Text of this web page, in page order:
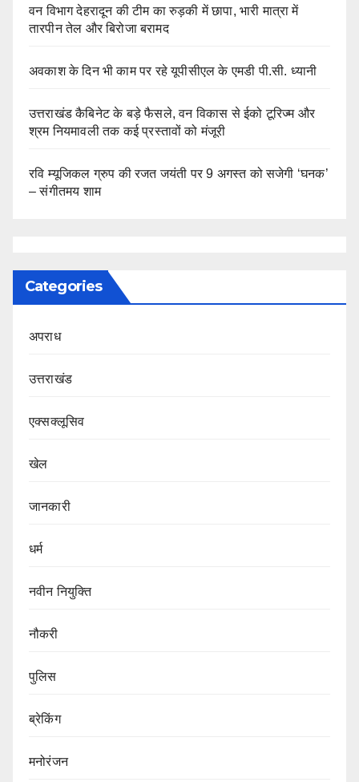
वन विभाग देहरादून की टीम का रुड़की में छापा, भारी मात्रा में
तारपीन तेल और बिरोजा बरामद
अवकाश के दिन भी काम पर रहे यूपीसीएल के एमडी पी.सी. ध्यानी
उत्तराखंड कैबिनेट के बड़े फैसले, वन विकास से ईको टूरिज्म और
श्रम नियमावली तक कई प्रस्तावों को मंजूरी
रवि म्यूजिकल ग्रुप की रजत जयंती पर 9 अगस्त को सजेगी ‘घनक’
– संगीतमय शाम
Categories
अपराध
उत्तराखंड
एक्सक्लूसिव
खेल
जानकारी
धर्म
नवीन नियुक्ति
नौकरी
पुलिस
ब्रेकिंग
मनोरंजन